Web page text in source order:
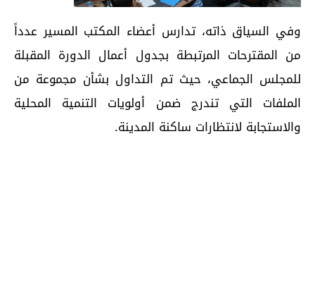
وفي السياق ذاته، تدارس أعضاء المكتب المسير عدداً
من المقترحات المرتبطة بجدول أعمال الدورة المقبلة
للمجلس الجماعي، حيث تم التداول بشأن مجموعة من
الملفات التي تندرج ضمن أولويات التنمية المحلية
والاستجابة لانتظارات ساكنة المدينة.